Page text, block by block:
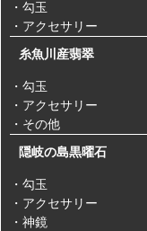
・勾玉
・アクセサリー
糸魚川産翡翠
・勾玉
・アクセサリー
・その他
隠岐の島黒曜石
・勾玉
・アクセサリー
・神鏡